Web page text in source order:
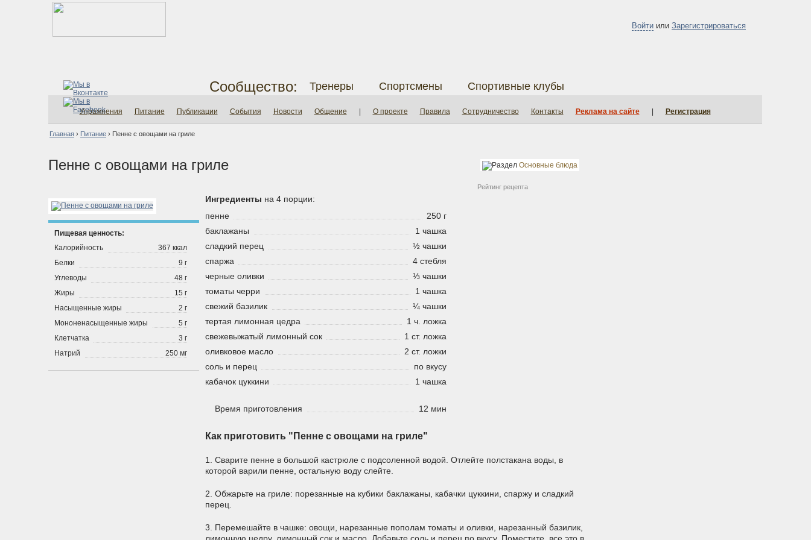
Войти или Зарегистрироваться
Сообщество: Тренеры Спортсмены Спортивные клубы
Упражнения Питание Публикации События Новости Общение О проекте Правила Сотрудничество Контакты Реклама на сайте Регистрация
Главная › Питание › Пенне с овощами на гриле
Основные блюда
Пенне с овощами на гриле
Рейтинг рецепта
Пищевая ценность:
Калорийность
367 ккал
Белки
9 г
Углеводы
48 г
Жиры
15 г
Насыщенные жиры
2 г
Мононенасыщенные жиры
5 г
Клетчатка
3 г
Натрий
250 мг
Ингредиенты на 4 порции:
пенне
250 г
баклажаны
1 чашка
сладкий перец
½ чашки
спаржа
4 стебля
черные оливки
⅓ чашки
томаты черри
1 чашка
свежий базилик
¼ чашки
тертая лимонная цедра
1 ч. ложка
свежевыжатый лимонный сок
1 ст. ложка
оливковое масло
2 ст. ложки
соль и перец
по вкусу
кабачок цуккини
1 чашка
Время приготовления 12 мин
Как приготовить "Пенне с овощами на гриле"
1. Сварите пенне в большой кастрюле с подсоленной водой. Отлейте полстакана воды, в
которой варили пенне, остальную воду слейте.
2. Обжарьте на гриле: порезанные на кубики баклажаны, кабачки цуккини, спаржу и сладкий
перец.
3. Перемешайте в чашке: овощи, нарезанные пополам томаты и оливки, нарезанный базилик,